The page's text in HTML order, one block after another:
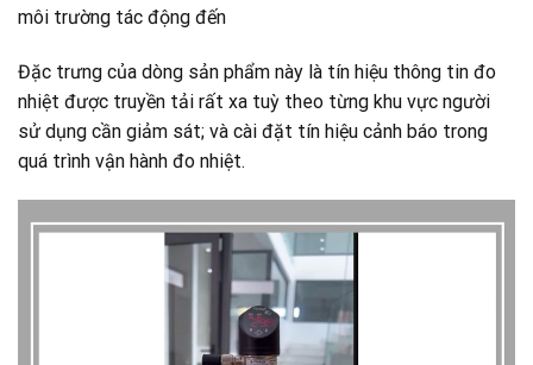
môi trường tác động đến
Đặc trưng của dòng sản phẩm này là tín hiệu thông tin đo
nhiệt được truyền tải rất xa tuỳ theo từng khu vực người
sử dụng cần giảm sát; và cài đặt tín hiệu cảnh báo trong
quá trình vận hành đo nhiệt.